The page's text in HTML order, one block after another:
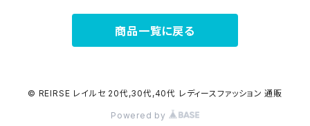
ペチコート/ペチパンツ
その他
カジュアルバッグ
バックパック
その他
タイツ
商品一覧に戻る
© REIRSE レイルセ 20代,30代,40代 レディースファッション 通販
Powered by